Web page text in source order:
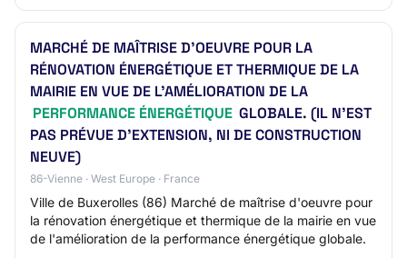
MARCHÉ DE MAÎTRISE D'OEUVRE POUR LA
RÉNOVATION ÉNERGÉTIQUE ET THERMIQUE DE LA
MAIRIE EN VUE DE L'AMÉLIORATION DE LA
PERFORMANCE ÉNERGÉTIQUE GLOBALE. (IL N'EST
PAS PRÉVUE D'EXTENSION, NI DE CONSTRUCTION
NEUVE)
86-Vienne · West Europe · France
Ville de Buxerolles (86) Marché de maîtrise d'oeuvre pour
la rénovation énergétique et thermique de la mairie en vue
de l'amélioration de la performance énergétique globale.